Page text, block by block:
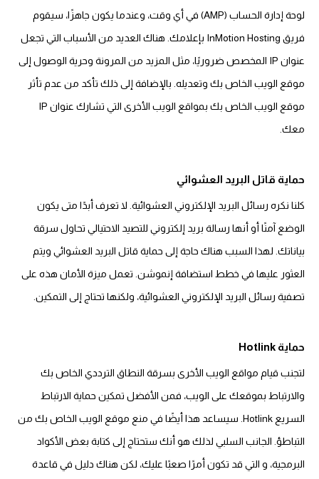
لوحة إدارة الحساب (AMP) في أي وقت، وعندما يكون جاهزًا، سيقوم
فريق InMotion Hosting بإعلامك. هناك العديد من الأسباب التي تجعل
عنوان IP المخصص ضروريًا، مثل المزيد من المرونة وحرية الوصول إلى
موقع الويب الخاص بك وتعديله. بالإضافة إلى ذلك تأكد من عدم تأثر
موقع الويب الخاص بك بمواقع الويب الأخرى التي تشارك عنوان IP
معك.
حماية قاتل البريد العشوائي
كلنا نكره رسائل البريد الإلكتروني العشوائية. لا تعرف أبدًا متى يكون
الوضع آمنًا أو أنها رسالة بريد إلكتروني للتصيد الاحتيالي تحاول سرقة
بياناتك. لهذا السبب هناك حاجة إلى حماية قاتل البريد العشوائي ويتم
العثور عليها في خطط استضافة إنموشن. تعمل ميزة الأمان هذه على
تصفية رسائل البريد الإلكتروني العشوائية، ولكنها تحتاج إلى التمكين.
حماية Hotlink
لتجنب قيام مواقع الويب الأخرى بسرقة النطاق الترددي الخاص بك
والارتباط بموقعك على الويب، فمن الأفضل تمكين حماية الارتباط
السريع Hotlink. سيساعد هذا أيضًا في منع موقع الويب الخاص بك من
التباطؤ. الجانب السلبي لذلك هو أنك ستحتاج إلى كتابة بعض الأكواد
البرمجية، و التي قد تكون أمرًا صعبًا عليك، لكن هناك دليل في قاعدة